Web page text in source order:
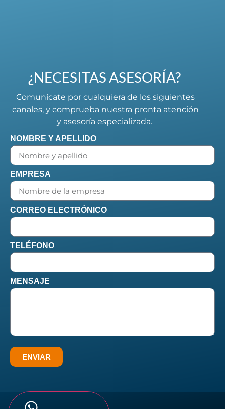
¿NECESITAS ASESORÍA?
Comunícate por cualquiera de los siguientes
canales, y comprueba nuestra pronta atención
y asesoría especializada.
NOMBRE Y APELLIDO
EMPRESA
CORREO ELECTRÓNICO
TELÉFONO
MENSAJE
ENVIAR